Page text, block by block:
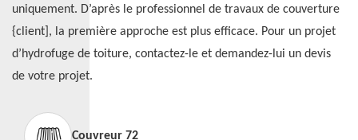
uniquement. D’après le professionnel de travaux de couverture
{client], la première approche est plus efficace. Pour un projet
d’hydrofuge de toiture, contactez-le et demandez-lui un devis
de votre projet.
Couvreur 72